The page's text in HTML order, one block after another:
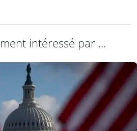
intéressé par ...